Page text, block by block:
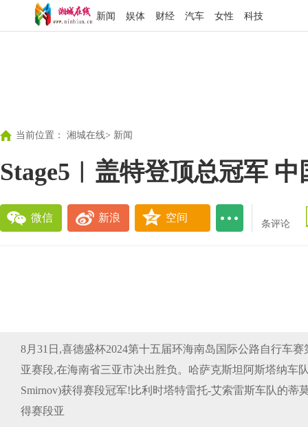
新闻 娱体 财经 汽车 女性 科技
当前位置： 湘城在线> 新闻
Stage5︱盖特登顶总冠军
微信 新浪 空间
条评论
8月31日,喜德盛杯2024第十五届环海南岛国际公路自行车
亚赛段,在海南省三亚市决出胜负。哈萨克斯坦阿斯塔纳车
Smirnov)获得赛段冠军!比利时塔特雷托-艾索雷斯车队的蒂
得赛段亚